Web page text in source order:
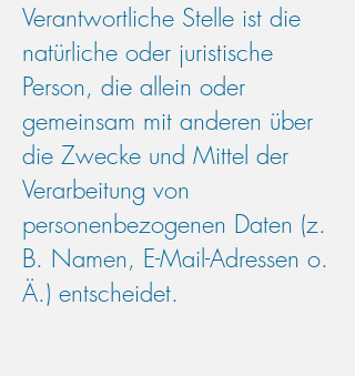
Verantwortliche Stelle ist die
natürliche oder juristische
Person, die allein oder
gemeinsam mit anderen über
die Zwecke und Mittel der
Verarbeitung von
personenbezogenen Daten (z.
B. Namen, E-Mail-Adressen o.
Ä.) entscheidet.